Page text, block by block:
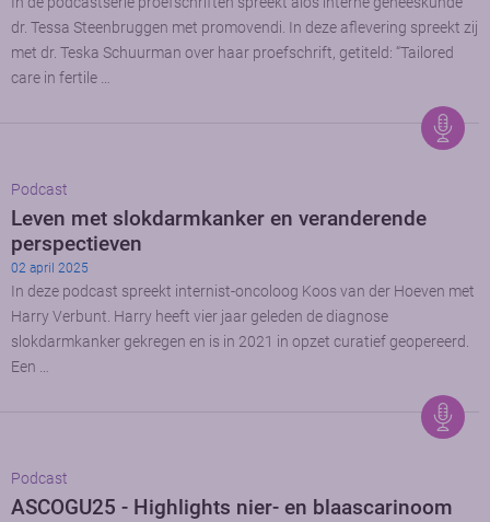
dr. Tessa Steenbruggen met promovendi. In deze aflevering spreekt zij
met dr. Teska Schuurman over haar proefschrift, getiteld: “Tailored
care in fertile …
Podcast
Leven met slokdarmkanker en veranderende
perspectieven
02 april 2025
In deze podcast spreekt internist-oncoloog Koos van der Hoeven met
Harry Verbunt. Harry heeft vier jaar geleden de diagnose
slokdarmkanker gekregen en is in 2021 in opzet curatief geopereerd.
Een …
Podcast
ASCOGU25 - Highlights nier- en blaascarinoom